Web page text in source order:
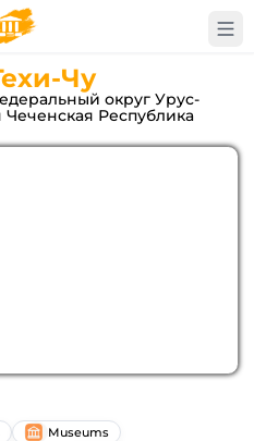
Чу
округ Урус-
Республика
Museums